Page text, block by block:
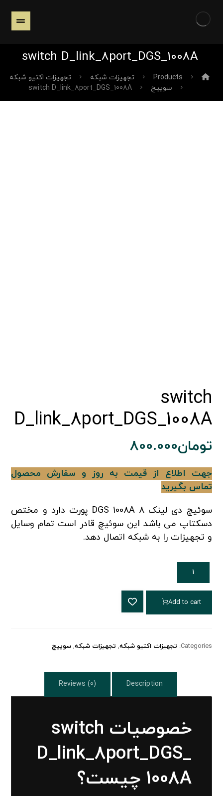
switch D_link_8port_DGS_1008A
Products تجهیزات شبکه
تجهیزات اکتیو شبکه
سوییچ
switch D_link_8port_DGS_1008A
switch
D_link_8port_DGS_1008A
تومان800.000
جهت اطلاع از قیمت به روز و سفارش محصول
تماس بگیرید
سوئیچ دی لینک DGS 1008A 8 پورت دارد و مختص
دسکتاپ می باشد این سوئیچ قادر است تمام وسایل
و تجهیزات را به شبکه اتصال دهد.
Add to cart
Categories: تجهیزات اکتیو شبکه, تجهیزات شبکه,سوییچ
Description
Reviews (0)
خصوصیات switch
D_link_8port_DGS_
1008A چیست؟